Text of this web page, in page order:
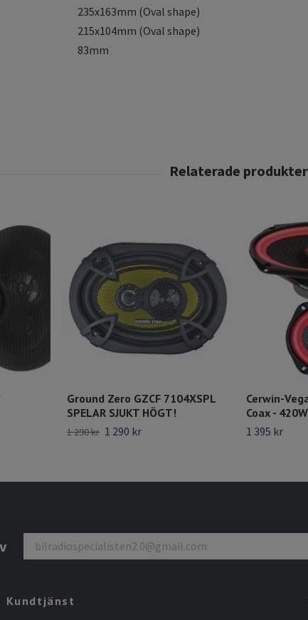
235x163mm (Oval shape)
215x104mm (Oval shape)
83mm
Ground Zero GZCF 7104XSPL
SPELAR SJUKT HÖGT!
1 290 kr 1 290 kr
Cerwin-
Coax -
1 395 kr
Kundtjänst